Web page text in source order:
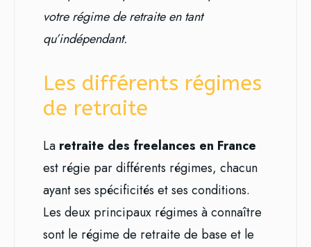
votre régime de retraite en tant
qu’indépendant.
Les différents régimes
de retraite
La retraite des freelances en France
est régie par différents régimes, chacun
ayant ses spécificités et ses conditions.
Les deux principaux régimes à connaître
sont le régime de retraite de base et le